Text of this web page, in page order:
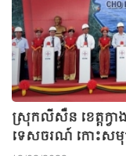
ស្រុកលីសឺន ខេត្តក្វ
ទេសចរណ៍ កោះសមុ